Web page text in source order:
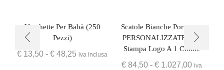
Vaschette Per Babà (250
Pezzi)
€ 13,50 - € 48,25 iva inclusa
Scatole Bianche Portatorta
PERSONALIZZATE Con
Stampa Logo A 1 Colore
€ 84,50 - € 1.027,00 iva